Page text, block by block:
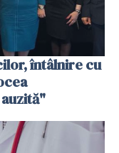
întâlnire cu